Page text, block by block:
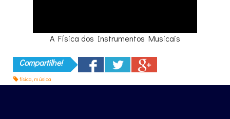
A Física dos Instrumentos Musicais
Compartilhe!
física, música